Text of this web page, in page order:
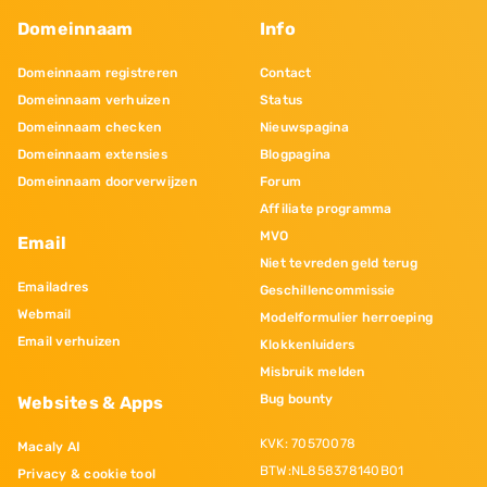
Domeinnaam
Domeinnaam registreren
Domeinnaam verhuizen
Domeinnaam checken
Domeinnaam extensies
Domeinnaam doorverwijzen
Email
Emailadres
Webmail
Email verhuizen
Websites & Apps
Macaly AI
Privacy & cookie tool
Info
Contact
Status
Nieuwspagina
Blogpagina
Forum
Affiliate programma
MVO
Niet tevreden geld terug
Geschillencommissie
Modelformulier herroeping
Klokkenluiders
Misbruik melden
Bug bounty
KVK: 70570078
BTW:NL858378140B01